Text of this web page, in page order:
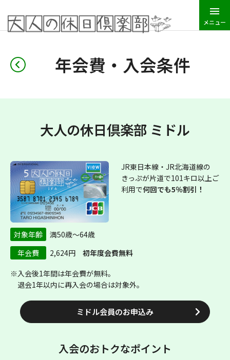
メニュー
年会費・入会条件
大人の休日倶楽部 ミドル
JR東日本線・JR北海道線の
きっぷが片道で101キロ以上ご
利用で何回でも5％割引！
対象年齢
満50歳～64歳
年会費
2,624円
初年度会費無料
※入会後1年間は年会費が無料。
退会1年以内に再入会の場合は対象外。
ミドル会員のお申込み
入会のおトクなポイント